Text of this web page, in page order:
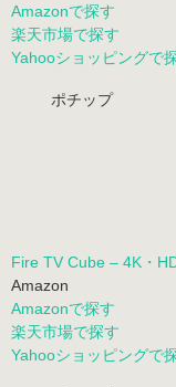
Amazonで探す
楽天市場で探す
Yahooショッピングで
ポチップ
Fire TV Cube – 4K・
Amazon
Amazonで探す
楽天市場で探す
Yahooショッピングで